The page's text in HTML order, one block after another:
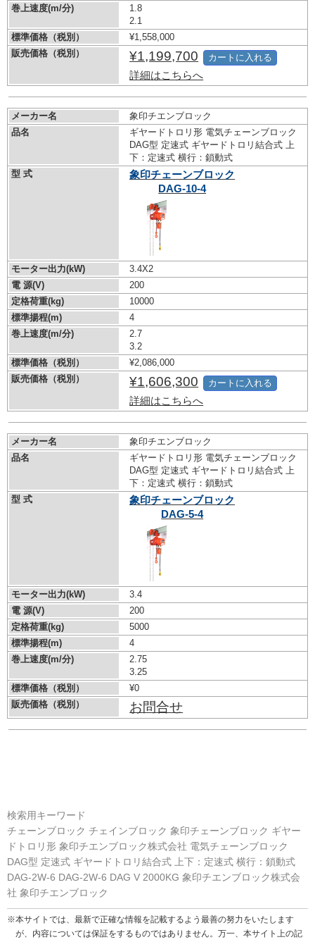
巻上速度(m/分)
1.8
2.1
標準価格（税別）
¥1,558,000
販売価格（税別）
¥1,199,700
詳細はこちらへ
カートに入れる
メーカー名
象印チエンブロック
品名
ギヤードトロリ形 電気チェーンブロック
DAG型 定速式 ギヤードトロリ結合式 上
下：定速式 横行：鎖動式
型 式
象印チェーンブロック
DAG-10-4
モーター出力(kW)
3.4X2
電 源(V)
200
定格荷重(kg)
10000
標準揚程(m)
4
巻上速度(m/分)
2.7
3.2
標準価格（税別）
¥2,086,000
販売価格（税別）
¥1,606,300
詳細はこちらへ
カートに入れる
メーカー名
象印チエンブロック
品名
ギヤードトロリ形 電気チェーンブロック
DAG型 定速式 ギヤードトロリ結合式 上
下：定速式 横行：鎖動式
型 式
象印チェーンブロック
DAG-5-4
モーター出力(kW)
3.4
電 源(V)
200
定格荷重(kg)
5000
標準揚程(m)
4
巻上速度(m/分)
2.75
3.25
標準価格（税別）
¥0
販売価格（税別）
お問合せ
検索用キーワード
チェーンブロック チェインブロック 象印チェーンブロック ギヤー
ドトロリ形 象印チエンブロック株式会社 電気チェーンブロック
DAG型 定速式 ギヤードトロリ結合式 上下：定速式 横行：鎖動式
DAG-2W-6 DAG-2W-6 DAG V 2000KG 象印チエンブロック株式会
社 象印チエンブロック
※本サイトでは、最新で正確な情報を記載するよう最善の努力をいたします
が、内容については保証をするものではありません。万一、本サイト上の記